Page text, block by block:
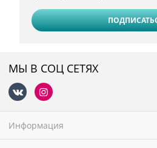
МЫ В СОЦ СЕТЯХ
Информация